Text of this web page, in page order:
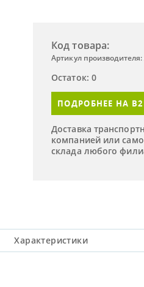
Код товара:
Артикул
Остаток: 0
ПОДРОБНЕЕ НА
Доставка
компанией или
склада любого
Характеристики